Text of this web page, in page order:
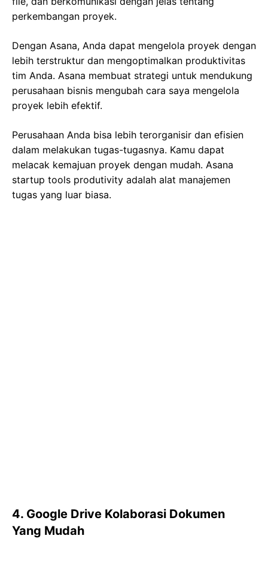
perkembangan proyek.
Dengan Asana, Anda dapat mengelola proyek dengan
lebih terstruktur dan mengoptimalkan produktivitas
tim Anda. Asana membuat strategi untuk mendukung
perusahaan bisnis mengubah cara saya mengelola
proyek lebih efektif.
Perusahaan Anda bisa lebih terorganisir dan efisien
dalam melakukan tugas-tugasnya. Kamu dapat
melacak kemajuan proyek dengan mudah. Asana
startup tools produtivity adalah alat manajemen
tugas yang luar biasa.
4. Google Drive Kolaborasi Dokumen
Yang Mudah